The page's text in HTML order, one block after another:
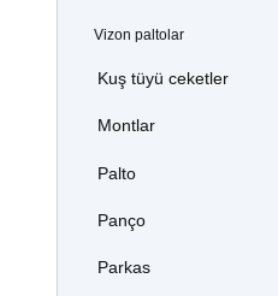
Vizon paltolar
Kuş tüyü ceketler
Montlar
Palto
Panço
Parkas